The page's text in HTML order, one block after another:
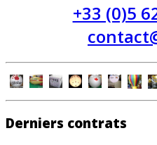
+33 (0)5
Derniers contrats